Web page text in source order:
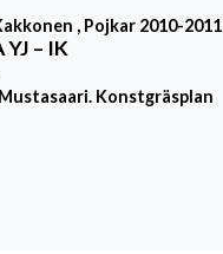
, Pojkar 2010-2011
YJ – IK
Konstgräsplan